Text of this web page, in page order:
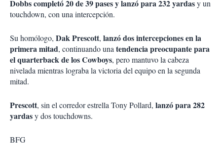
Dobbs completó 20 de 39 pases y lanzó para 232 yardasy un
touchdown, con una intercepción.
Su homólogo, Dak Prescott, lanzó dos intercepciones en la
primera mitad, continuando unatendencia preocupante para
el quarterback de los Cowboys, pero mantuvo la cabeza
nivelada mientras lograba la victoria del equipo en la segunda
mitad.
Prescott, sin el corredor estrella Tony Pollard, lanzó para 282
yardasy dos touchdowns.
BFG